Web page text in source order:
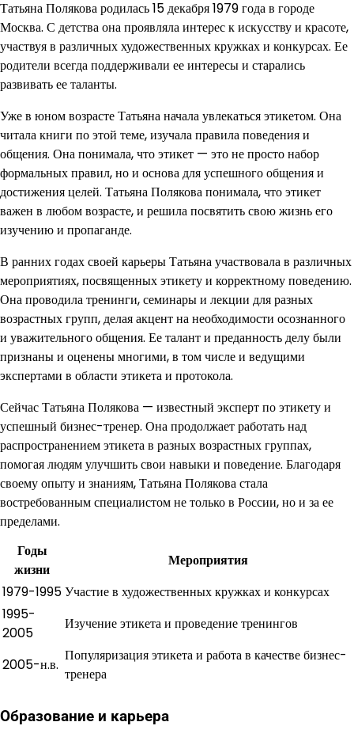
Татьяна Полякова родилась 15 декабря 1979 года в городе
Москва. С детства она проявляла интерес к искусству и красоте,
участвуя в различных художественных кружках и конкурсах. Ее
родители всегда поддерживали ее интересы и старались
развивать ее таланты.
Уже в юном возрасте Татьяна начала увлекаться этикетом. Она
читала книги по этой теме, изучала правила поведения и
общения. Она понимала, что этикет — это не просто набор
формальных правил, но и основа для успешного общения и
достижения целей. Татьяна Полякова понимала, что этикет
важен в любом возрасте, и решила посвятить свою жизнь его
изучению и пропаганде.
В ранних годах своей карьеры Татьяна участвовала в различных
мероприятиях, посвященных этикету и корректному поведению.
Она проводила тренинги, семинары и лекции для разных
возрастных групп, делая акцент на необходимости осознанного
и уважительного общения. Ее талант и преданность делу были
признаны и оценены многими, в том числе и ведущими
экспертами в области этикета и протокола.
Сейчас Татьяна Полякова — известный эксперт по этикету и
успешный бизнес-тренер. Она продолжает работать над
распространением этикета в разных возрастных группах,
помогая людям улучшить свои навыки и поведение. Благодаря
своему опыту и знаниям, Татьяна Полякова стала
востребованным специалистом не только в России, но и за ее
пределами.
Годы
жизни
Мероприятия
1979-1995Участие в художественных кружках и конкурсах
1995-
2005
Изучение этикета и проведение тренингов
2005-н.в.
Популяризация этикета и работа в качестве бизнес-
тренера
Образование и карьера